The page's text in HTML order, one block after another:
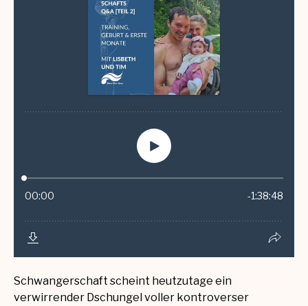
Schwangerschaft scheint heutzutage ein
verwirrender Dschungel voller kontroverser